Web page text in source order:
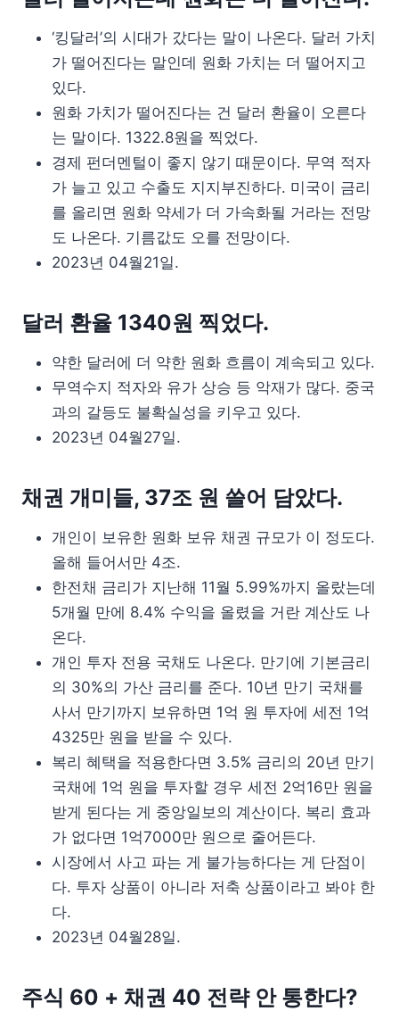
‘킹달러’의 시대가 갔다는 말이 나온다. 달러 가치
가 떨어진다는 말인데 원화 가치는 더 떨어지고
있다.
원화 가치가 떨어진다는 건 달러 환율이 오른다
는 말이다. 1322.8원을 찍었다.
경제 펀더멘털이 좋지 않기 때문이다. 무역 적자
가 늘고 있고 수출도 지지부진하다. 미국이 금리
를 올리면 원화 약세가 더 가속화될 거라는 전망
도 나온다. 기름값도 오를 전망이다.
2023년 04월21일.
달러 환율 1340원 찍었다.
약한 달러에 더 약한 원화 흐름이 계속되고 있다.
무역수지 적자와 유가 상승 등 악재가 많다. 중국
과의 갈등도 불확실성을 키우고 있다.
2023년 04월27일.
채권 개미들, 37조 원 쓸어 담았다.
개인이 보유한 원화 보유 채권 규모가 이 정도다.
올해 들어서만 4조.
한전채 금리가 지난해 11월 5.99%까지 올랐는데
5개월 만에 8.4% 수익을 올렸을 거란 계산도 나
온다.
개인 투자 전용 국채도 나온다. 만기에 기본금리
의 30%의 가산 금리를 준다. 10년 만기 국채를
사서 만기까지 보유하면 1억 원 투자에 세전 1억
4325만 원을 받을 수 있다.
복리 혜택을 적용한다면 3.5% 금리의 20년 만기
국채에 1억 원을 투자할 경우 세전 2억16만 원을
받게 된다는 게 중앙일보의 계산이다. 복리 효과
가 없다면 1억7000만 원으로 줄어든다.
시장에서 사고 파는 게 불가능하다는 게 단점이
다. 투자 상품이 아니라 저축 상품이라고 봐야 한
다.
2023년 04월28일.
주식 60 + 채권 40 전략 안 통한다?